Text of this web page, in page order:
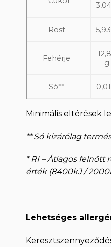
Rost
Fehérje
g
Só**
Minimális eltérések
** Só kizárólag
* RI – Átlagos felnőtt
érték (8400kJ /
Lehetséges